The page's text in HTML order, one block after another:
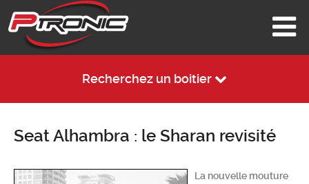
Recherchez un boitier
Seat Alhambra : le Sharan revisité
La nouvelle mouture